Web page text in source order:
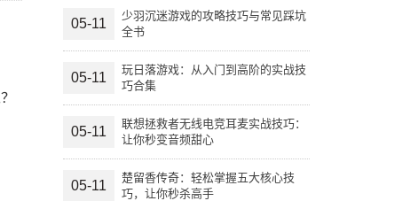
05-11
少羽沉迷游戏的攻略技巧与常见踩坑
全书
05-11
玩日落游戏：从入门到高阶的实战技
巧合集
05-11
联想拯救者无线电竞耳麦实战技巧：
让你秒变音频甜心
05-11
楚留香传奇：轻松掌握五大核心技
巧，让你秒杀高手